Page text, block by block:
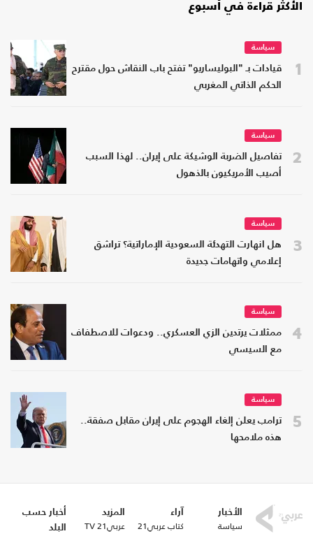
الأكثر قراءة في أسبوع
1
سياسة
قيادات بـ "البوليساريو" تفتح باب النقاش حول مقترح
الحكم الذاتي المغربي
2
سياسة
تفاصيل الضربة الوشيكة على إيران.. لهذا السبب
أصيب الأمريكيون بالذهول
3
سياسة
هل انهارت التهدئة السعودية الإماراتية؟ تراشق
إعلامي واتهامات جديدة
4
سياسة
ممثلات يرتدين الزي العسكري.. ودعوات للاصطفاف
مع السيسي
5
سياسة
ترامب يعلن إلغاء الهجوم على إيران مقابل صفقة..
هذه ملامحها
الأخبار
سياسة
آراء
كتاب عربي21
المزيد
عربي21 TV
أخبار حسب
البلد